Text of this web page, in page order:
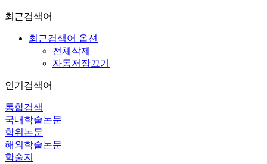
최근검색어
최근검색어 옵션
전체삭제
자동저장끄기
인기검색어
통합검색
국내학술논문
학위논문
해외학술논문
학술지